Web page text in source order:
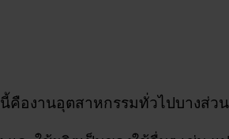
องานอุตสาหกรรมทั่วไปบางส่ว